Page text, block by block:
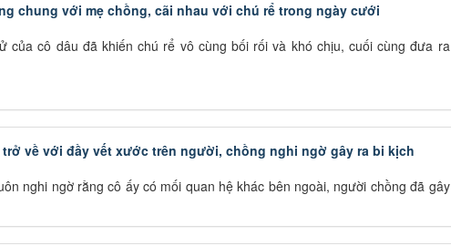
chung với mẹ chồng, cãi nhau với chú rể trong ngày cưới
của cô dâu đã khiến chú rể vô cùng bối rối và khó chịu, cuối cùng đưa ra
trở về với đầy vết xước trên người, chồng nghi ngờ gây ra bi kịch
nghi ngờ rằng cô ấy có mối quan hệ khác bên ngoài, người chồng đã gây